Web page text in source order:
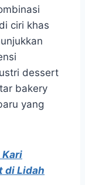
ciri khas
dessert
bakery
yang
Kari
di Lidah